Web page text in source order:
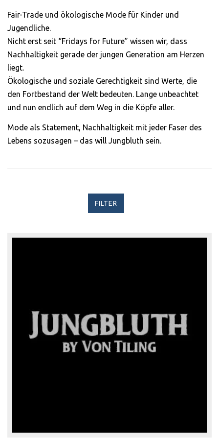
Schaut echt gut aus
und ist auch sicher
und mal was
als immer nur
diese Bandshirts.
Jonas H.
Fair-Trade und ökologische Mode für Kinder und
Jugendliche.
Nicht erst seit “Fridays for Future” wissen wir, dass
Nachhaltigkeit gerade der jungen Generation am Herzen
liegt.
Ökologische und soziale Gerechtigkeit sind Werte, die
den Fortbestand der Welt bedeuten. Lange unbeachtet
und nun endlich auf dem Weg in die Köpfe aller.
Mode als Statement, Nachhaltigkeit mit jeder Faser des
Lebens sozusagen – das will Jungbluth sein.
FILTER